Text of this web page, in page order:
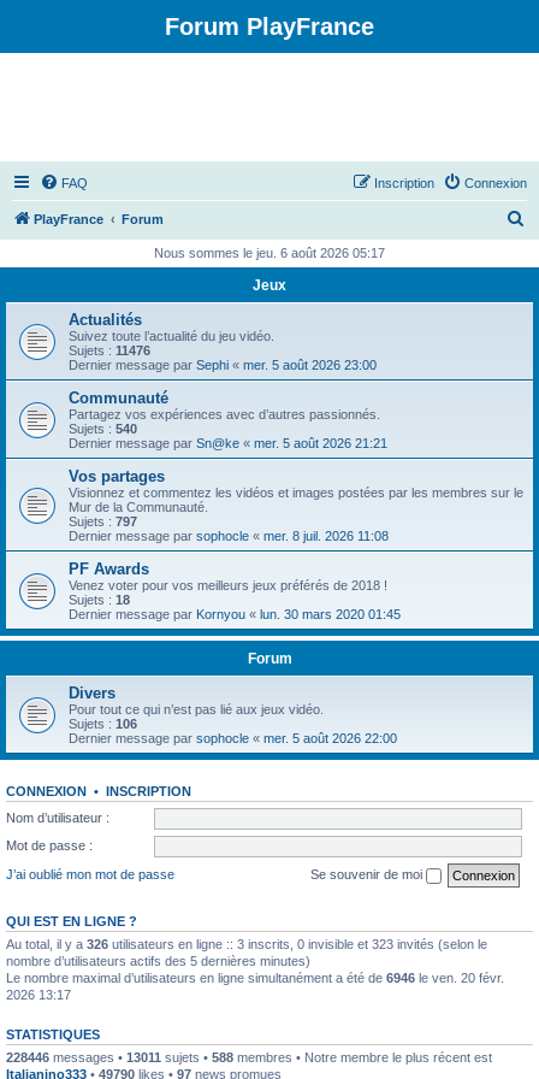
Forum PlayFrance
FAQ Connexion
Inscription
PlayFrance Forum
h
Nous sommes le jeu. 6 août 2026 05:17
Jeux
Actualités
Suivez toute l’actualité du jeu vidéo.
Sujets : 11476
Dernier message par Sephi « mer. 5 août 2026 23:00
Communauté
Partagez vos expériences avec d’autres passionnés.
Sujets : 540
Dernier message par Sn@ke « mer. 5 août 2026 21:21
Vos partages
Visionnez et commentez les vidéos et images postées par les membres sur le
Mur de la Communauté.
Sujets : 797
Dernier message par sophocle « mer. 8 juil. 2026 11:08
PF Awards
Venez voter pour vos meilleurs jeux préférés de 2018 !
Sujets : 18
Dernier message par Kornyou « lun. 30 mars 2020 01:45
Forum
Divers
Pour tout ce qui n’est pas lié aux jeux vidéo.
Sujets : 106
Dernier message par sophocle « mer. 5 août 2026 22:00
CONNEXION • INSCRIPTION
Nom d’utilisateur :
Mot de passe :
J’ai oublié mon mot de passe
Se souvenir de moi
QUI EST EN LIGNE ?
Au total, il y a 326 utilisateurs en ligne :: 3 inscrits, 0 invisible et 323 invités (selon le
nombre d’utilisateurs actifs des 5 dernières minutes)
Le nombre maximal d’utilisateurs en ligne simultanément a été de 6946 le ven. 20 févr.
2026 13:17
STATISTIQUES
228446 messages • 13011 sujets • 588 membres • Notre membre le plus récent est
Italianino333 • 49790 likes • 97 news promues